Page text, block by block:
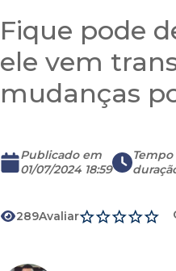
Fique pode
ele vem
mudanças
Publicado em
01/07/2024 18:59
289Avaliar